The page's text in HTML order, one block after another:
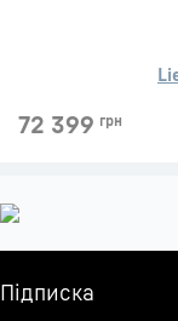
72 399 грн
Підписка